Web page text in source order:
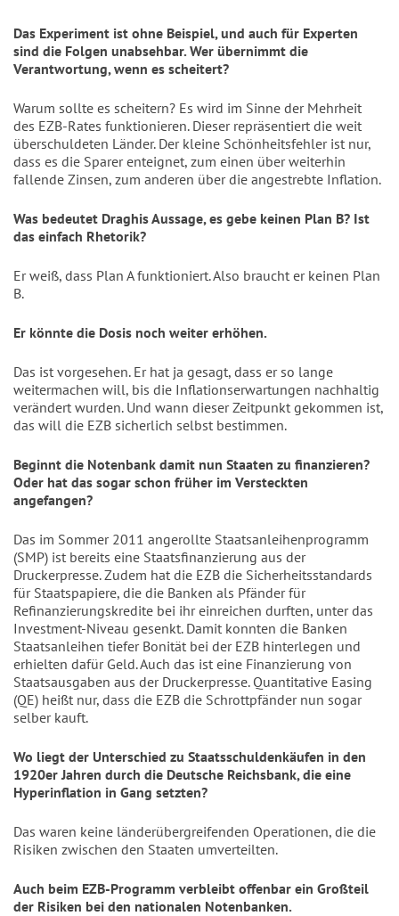
Das Experiment ist ohne Beispiel, und auch für Experten
sind die Folgen unabsehbar. Wer übernimmt die
Verantwortung, wenn es scheitert?
Warum sollte es scheitern? Es wird im Sinne der Mehrheit
des EZB-Rates funktionieren. Dieser repräsentiert die weit
überschuldeten Länder. Der kleine Schönheitsfehler ist nur,
dass es die Sparer enteignet, zum einen über weiterhin
fallende Zinsen, zum anderen über die angestrebte Inflation.
Was bedeutet Draghis Aussage, es gebe keinen Plan B? Ist
das einfach Rhetorik?
Er weiß, dass Plan A funktioniert. Also braucht er keinen Plan
B.
Er könnte die Dosis noch weiter erhöhen.
Das ist vorgesehen. Er hat ja gesagt, dass er so lange
weitermachen will, bis die Inflationserwartungen nachhaltig
verändert wurden. Und wann dieser Zeitpunkt gekommen ist,
das will die EZB sicherlich selbst bestimmen.
Beginnt die Notenbank damit nun Staaten zu finanzieren?
Oder hat das sogar schon früher im Versteckten
angefangen?
Das im Sommer 2011 angerollte Staatsanleihenprogramm
(SMP) ist bereits eine Staatsfinanzierung aus der
Druckerpresse. Zudem hat die EZB die Sicherheitsstandards
für Staatspapiere, die die Banken als Pfänder für
Refinanzierungskredite bei ihr einreichen durften, unter das
Investment-Niveau gesenkt. Damit konnten die Banken
Staatsanleihen tiefer Bonität bei der EZB hinterlegen und
erhielten dafür Geld. Auch das ist eine Finanzierung von
Staatsausgaben aus der Druckerpresse. Quantitative Easing
(QE) heißt nur, dass die EZB die Schrottpfänder nun sogar
selber kauft.
Wo liegt der Unterschied zu Staatsschuldenkäufen in den
1920er Jahren durch die Deutsche Reichsbank, die eine
Hyperinflation in Gang setzten?
Das waren keine länderübergreifenden Operationen, die die
Risiken zwischen den Staaten umverteilten.
Auch beim EZB-Programm verbleibt offenbar ein Großteil
der Risiken bei den nationalen Notenbanken.